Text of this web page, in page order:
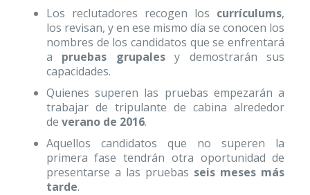
Los reclutadores recogen los currículums,
los revisan, y en ese mismo día se conocen los
nombres de los candidatos que se enfrentará
a pruebas grupalesy demostrarán sus
capacidades.
Quienes superen las pruebas empezarán a
trabajar de tripulante de cabina alrededor
de verano de 2016.
Aquellos candidatos que no superen la
primera fase tendrán otra oportunidad de
presentarse a las pruebas seis meses más
tarde.